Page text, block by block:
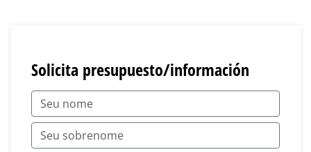
Solicita presupuesto/información